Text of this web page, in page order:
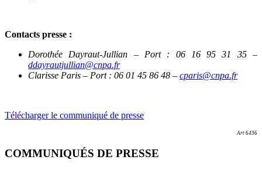
Contacts presse :
Dorothée Dayraut-Jullian – Port : 06 16 95 31 35 –
ddayrautjullian@cnpa.fr
Clarisse Paris – Port : 06 01 45 86 48 – cparis@cnpa.fr
Télécharger le communiqué de presse
Art 6436
COMMUNIQUÉS DE PRESSE